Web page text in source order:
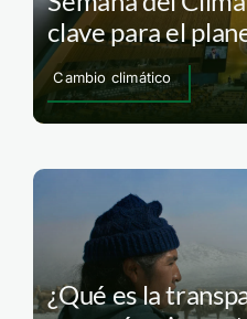
clave para el
Cambio climático
¿Qué es la